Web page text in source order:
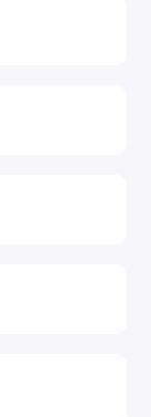
месте.